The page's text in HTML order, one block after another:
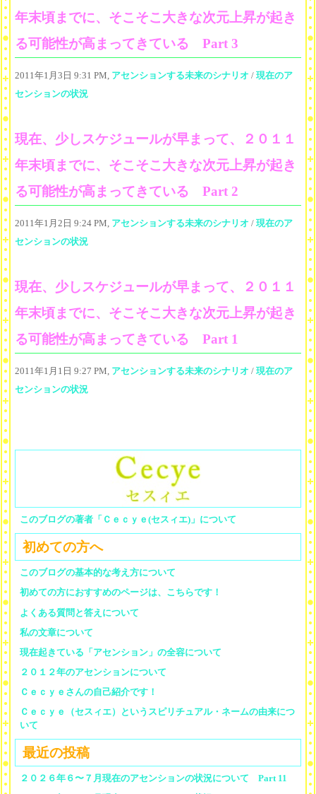
年末頃までに、そこそこ大きな次元上昇が起き
る可能性が高まってきている Part 3
2011年1月3日 9:31 PM, アセンションする未来のシナリオ / 現在のア
センションの状況
現在、少しスケジュールが早まって、２０１１
年末頃までに、そこそこ大きな次元上昇が起き
る可能性が高まってきている Part 2
2011年1月2日 9:24 PM, アセンションする未来のシナリオ / 現在のア
センションの状況
現在、少しスケジュールが早まって、２０１１
年末頃までに、そこそこ大きな次元上昇が起き
る可能性が高まってきている Part 1
2011年1月1日 9:27 PM, アセンションする未来のシナリオ / 現在のア
センションの状況
このブログの著者「Ｃｅｃｙｅ(セスィエ)」について
初めての方へ
このブログの基本的な考え方について
初めての方におすすめのページは、こちらです！
よくある質問と答えについて
私の文章について
現在起きている「アセンション」の全容について
２０１２年のアセンションについて
Ｃｅｃｙｅさんの自己紹介です！
Ｃｅｃｙｅ（セスィエ）というスピリチュアル・ネームの由来につ
いて
最近の投稿
２０２６年６〜７月現在のアセンションの状況について Part 11